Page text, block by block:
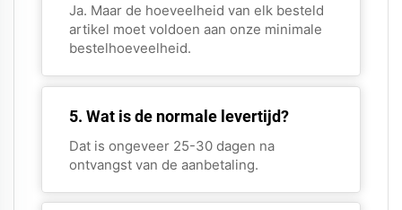
Ja. Maar de hoeveelheid van elk besteld
artikel moet voldoen aan onze minimale
bestelhoeveelheid.
5. Wat is de normale levertijd?
Dat is ongeveer 25-30 dagen na
ontvangst van de aanbetaling.